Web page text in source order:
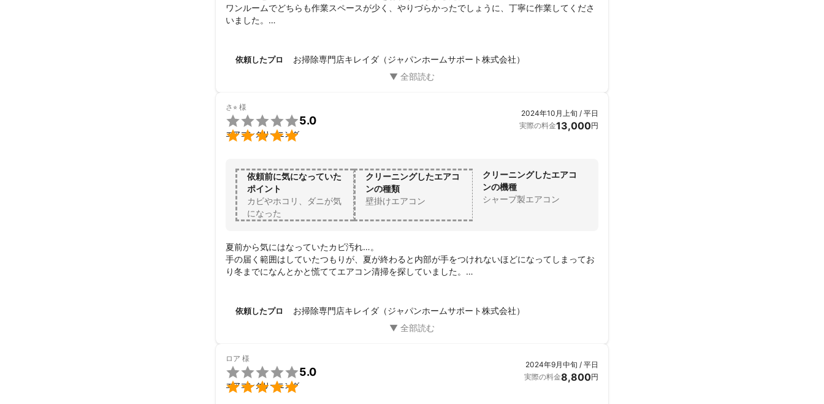
ワンルームでどちらも作業スペースが少く、やりづらかったでしょうに、丁寧に作業してくださ
いました。
レンジフードも自分では開けられないところを丁寧に漬け込み洗いしてくださり、シロッコファ
年末のお忙しい中、ありがとうございました。
依頼したプロ お掃除専門店キレイダ（ジャパンホームサポート株式会社）
さ⭐︎ 様


5.0
エアコンクリーニング
2024年10月上旬 / 平日
実際の料金13,000円
依頼前に気になっていた
ポイント
カビやホコリ、ダニが気
になった
クリーニングしたエアコ
ンの種類
壁掛けエアコン
クリーニングしたエアコ
ンの機種
シャープ製エアコン
夏前から気にはなっていたカビ汚れ…。
手の届く範囲はしていたつもりが、夏が終わると内部が手をつけれないほどになってしまってお
り冬までになんとかと慌ててエアコン清掃を探していました。
依頼日までの確認事項などを事前に細かくやりとりしスムーズに当日を迎えることができました
この度はありがとうございました
依頼したプロ お掃除専門店キレイダ（ジャパンホームサポート株式会社）
ロア 様


5.0
エアコンクリーニング
2024年9月中旬 / 平日
実際の料金8,800円